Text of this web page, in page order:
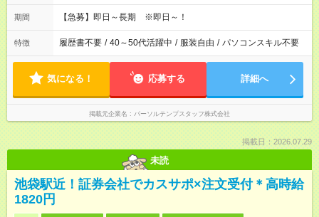
期間 【急募】即日～長期 ※即日～！
特徴 履歴書不要 / 40～50代活躍中 / 服装自由 / パソコンスキル不要
気になる！ 応募する 詳細へ
掲載元企業名 パーソルテンプスタッフ株式会社
掲載日：2026.07.29
未読
池袋駅近！証券会社でカスサポ×注文受付＊高時給
1820円